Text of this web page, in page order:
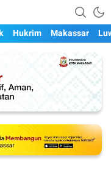
Hari
Hukrim Makassar